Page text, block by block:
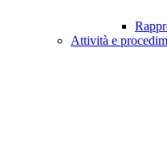
Attività e